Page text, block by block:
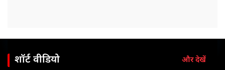
शॉर्ट वीडियो और देखें